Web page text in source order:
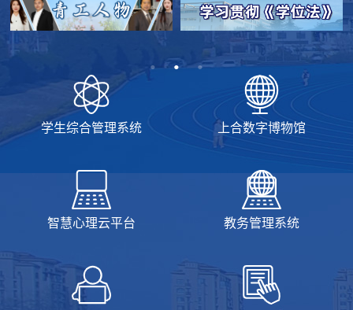
学生综合管理系统 上合数字博物馆
智慧心理云平台 教务管理系统